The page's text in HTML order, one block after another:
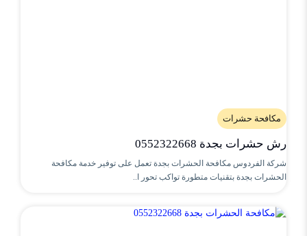
مكافحة حشرات
رش حشرات بجدة 0552322668
شركة الفردوس مكافحة الحشرات بجدة تعمل على توفير خدمة مكافحة
الحشرات بجدة بتقنيات متطورة تواكب تحور ا..